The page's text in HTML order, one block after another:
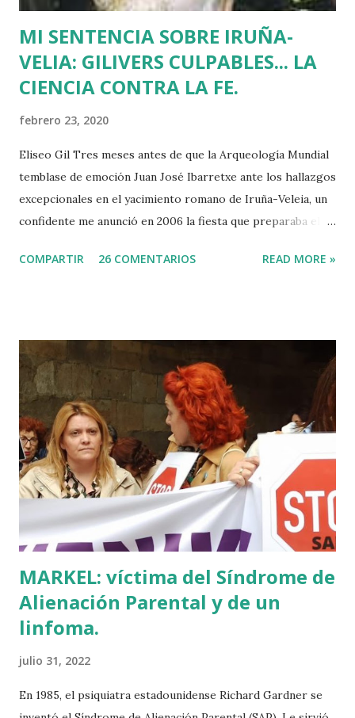
MI SENTENCIA SOBRE IRUÑA-
VELIA: GILIVERS CULPABLES... LA
CIENCIA CONTRA LA FE.
febrero 23, 2020
Eliseo Gil Tres meses antes de que la Arqueología Mundial
temblase de emoción Juan José Ibarretxe ante los hallazgos
excepcionales en el yacimiento romano de Iruña-Veleia, un
confidente me anunció en 2006 la fiesta que preparaba el
primer calvario de la Cristiandad (con un sonrojante RIP en
por un presunto maestro egipcio llegado desde el Nilo
para educar a los niños de la villa romana. Mi informador y
yo hacíamos risas ante la casualidad de las casualidades:
Euskadi era de nuevo pionera. Ibarretxe dormía entonces
en Ajuria Enea y no paraba de contar a tirios y troyanos que
Euskal Herria era un pueblo con 7.000 años de antigüedad.
Por fin llegaba la arqueología para confirmar sus teorías.
Tuvo que ser su consejera de Cultura y portavoz Miren
Azkarate ...
COMPARTIR 26 COMENTARIOS READ MORE »
MARKEL: víctima del Síndrome de
Alienación Parental y de un
linfoma.
julio 31, 2022
En 1985, el psiquiatra estadounidense Richard Gardner se